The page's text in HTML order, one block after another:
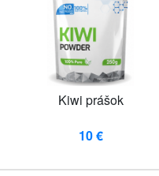
Kiwi prášok
10 €